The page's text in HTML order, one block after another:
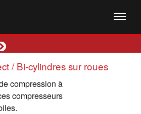
/ Bi-cylindres sur roues
compression à
compresseurs